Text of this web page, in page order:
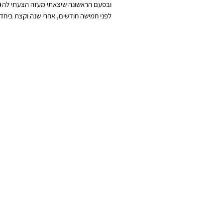
ובפעם הראשונה שיצאתי מעזה הצעתי
לפני חמישה חודשים, אחרי שנה וקצת